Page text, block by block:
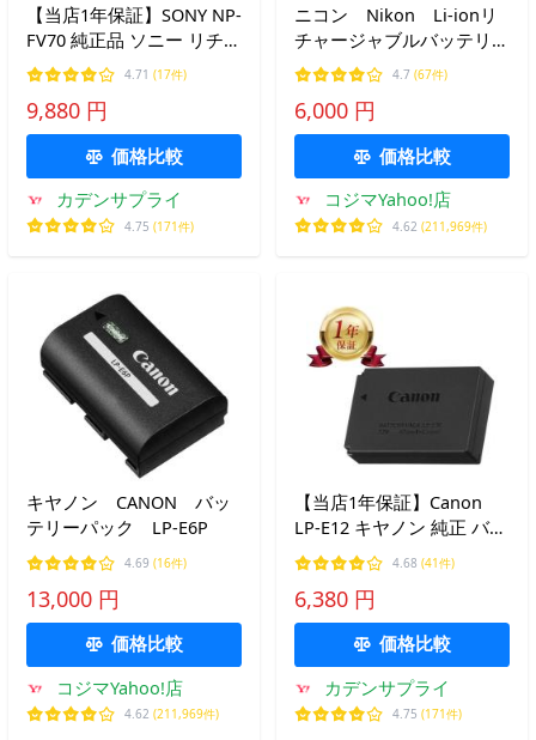
【当店1年保証】SONY NP-
FV70 純正品 ソニー リチャ
ージブル カメラバッテリ
ー 充電池 デジタルビデオ
カメラ NPFV70 FV70
4.71 (17件)
9,880 円
価格比較
カデンサプライ
4.75 (171件)
ニコン Nikon Li-ionリ
チャージャブルバッテリ
ー EN-EL15c
4.7 (67件)
6,000 円
価格比較
コジマYahoo!店
4.62 (211,969件)
キヤノン CANON バッ
テリーパック LP-E6P
4.69 (16件)
13,000 円
価格比較
コジマYahoo!店
4.62 (211,969件)
【当店1年保証】Canon
LP-E12 キヤノン 純正 バッ
テリーパック リチャージ
ブルバッテリー キャノン
リチウムイオンバッテリー
4.68 (41件)
6,380 円
価格比較
カデンサプライ
4.75 (171件)